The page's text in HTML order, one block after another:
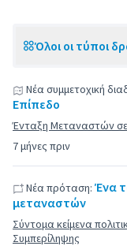
Όλοι οι τύποι
7 μήνες πριν
Νέα συμμετοχική
Επίπεδο
Ένταξη Μεταναστών σε
Νέα πρόταση: Ένα
μεταναστών
Σύντομα κείμενα
Συμπερίληψης